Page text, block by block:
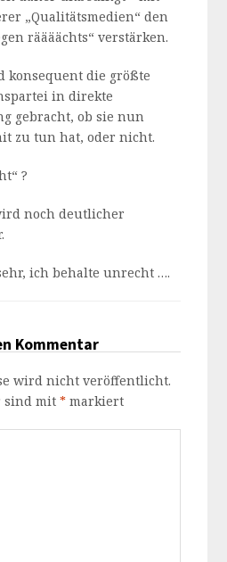
„Qualitätsmedien“ den
räääächts“ verstärken.
konsequent die größte
in direkte
gebracht, ob sie nun
zu tun hat, oder nicht.
?
noch deutlicher
ich behalte unrecht ….
Kommentar
wird nicht veröffentlicht.
sind mit* markiert